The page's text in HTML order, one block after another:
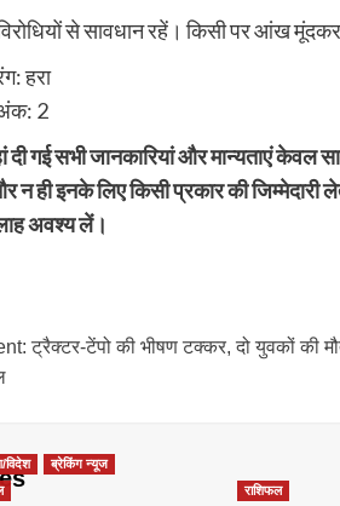
से सावधान रहें। किसी पर आंख
हरा
2
दी गई सभी जानकारियां और मान्यताएं
न ही इनके लिए किसी प्रकार की
अवश्य लें।
ट्रैक्टर-टेंपो की भीषण टक्कर, दो युवकों की
विदेश
ब्रेकिंग न्यूज
राशिफल